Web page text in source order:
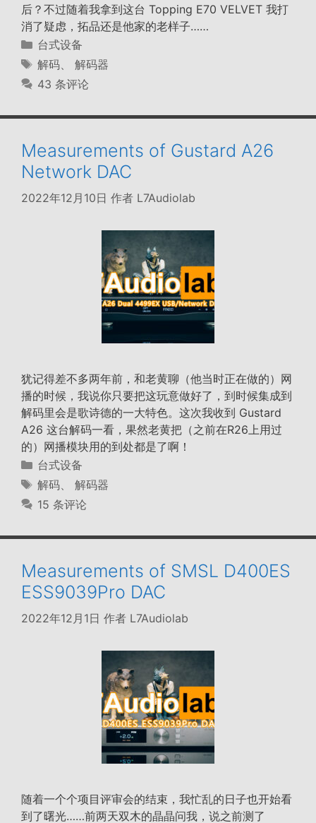
后？不过随着我拿到这台 Topping E70 VELVET 我打
消了疑虑，拓品还是他家的老样子……
分
类
台式设备
标
签
解码、 解码器
43 条评论
Measurements of Gustard A26
Network DAC
2022年12月10日 作者 L7Audiolab
犹记得差不多两年前，和老黄聊（他当时正在做的）网
播的时候，我说你只要把这玩意做好了，到时候集成到
解码里会是歌诗德的一大特色。这次我收到 Gustard
A26 这台解码一看，果然老黄把（之前在R26上用过
的）网播模块用的到处都是了啊！
分
类
台式设备
标
签
解码、 解码器
15 条评论
Measurements of SMSL D400ES
ESS9039Pro DAC
2022年12月1日 作者 L7Audiolab
随着一个个项目评审会的结束，我忙乱的日子也开始看
到了曙光……前两天双木的晶晶问我，说之前测了